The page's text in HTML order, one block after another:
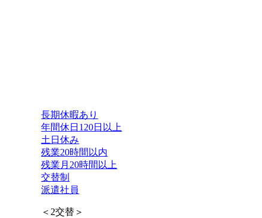
長期休暇あり
年間休日120日以上
土日休み
残業20時間以内
残業月20時間以上
交替制
派遣社員
＜2交替＞